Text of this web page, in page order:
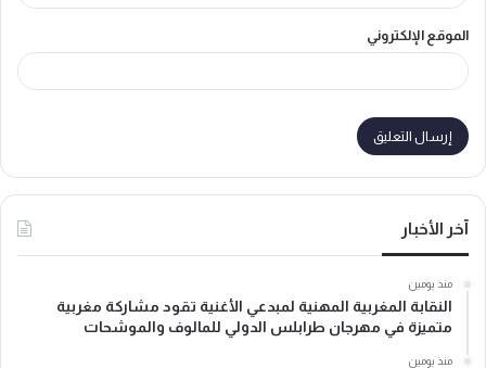
الموقع الإلكتروني
آخر الأخبار
منذ يومين
النقابة المغربية المهنية لمبدعي الأغنية تقود مشاركة مغربية
متميزة في مهرجان طرابلس الدولي للمالوف والموشحات
منذ يومين